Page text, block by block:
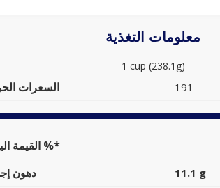
معلومات التغذية
1 cup (238.1g)
السعرات 191
القيمة اليومية %*
دهون 11.1 g